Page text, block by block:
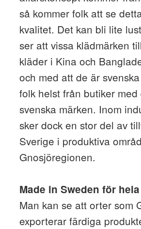
så kommer folk att se
kvalitet. Det kan bli lite
ser att vissa klädmärken
kläder i Kina och
och med att de är
folk helst från butiker med
svenska märken. Inom
sker dock en stor del av
Sverige i produktiva
Gnosjöregionen.
Made in Sweden för
Man kan se att orter som
exporterar färdiga